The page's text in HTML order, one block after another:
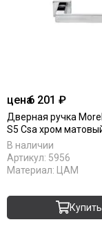
цена6 201 ₽
Дверная ручка
S5 Csa хром
В наличии
Артикул: 5956
Материал: ЦАМ
Купить